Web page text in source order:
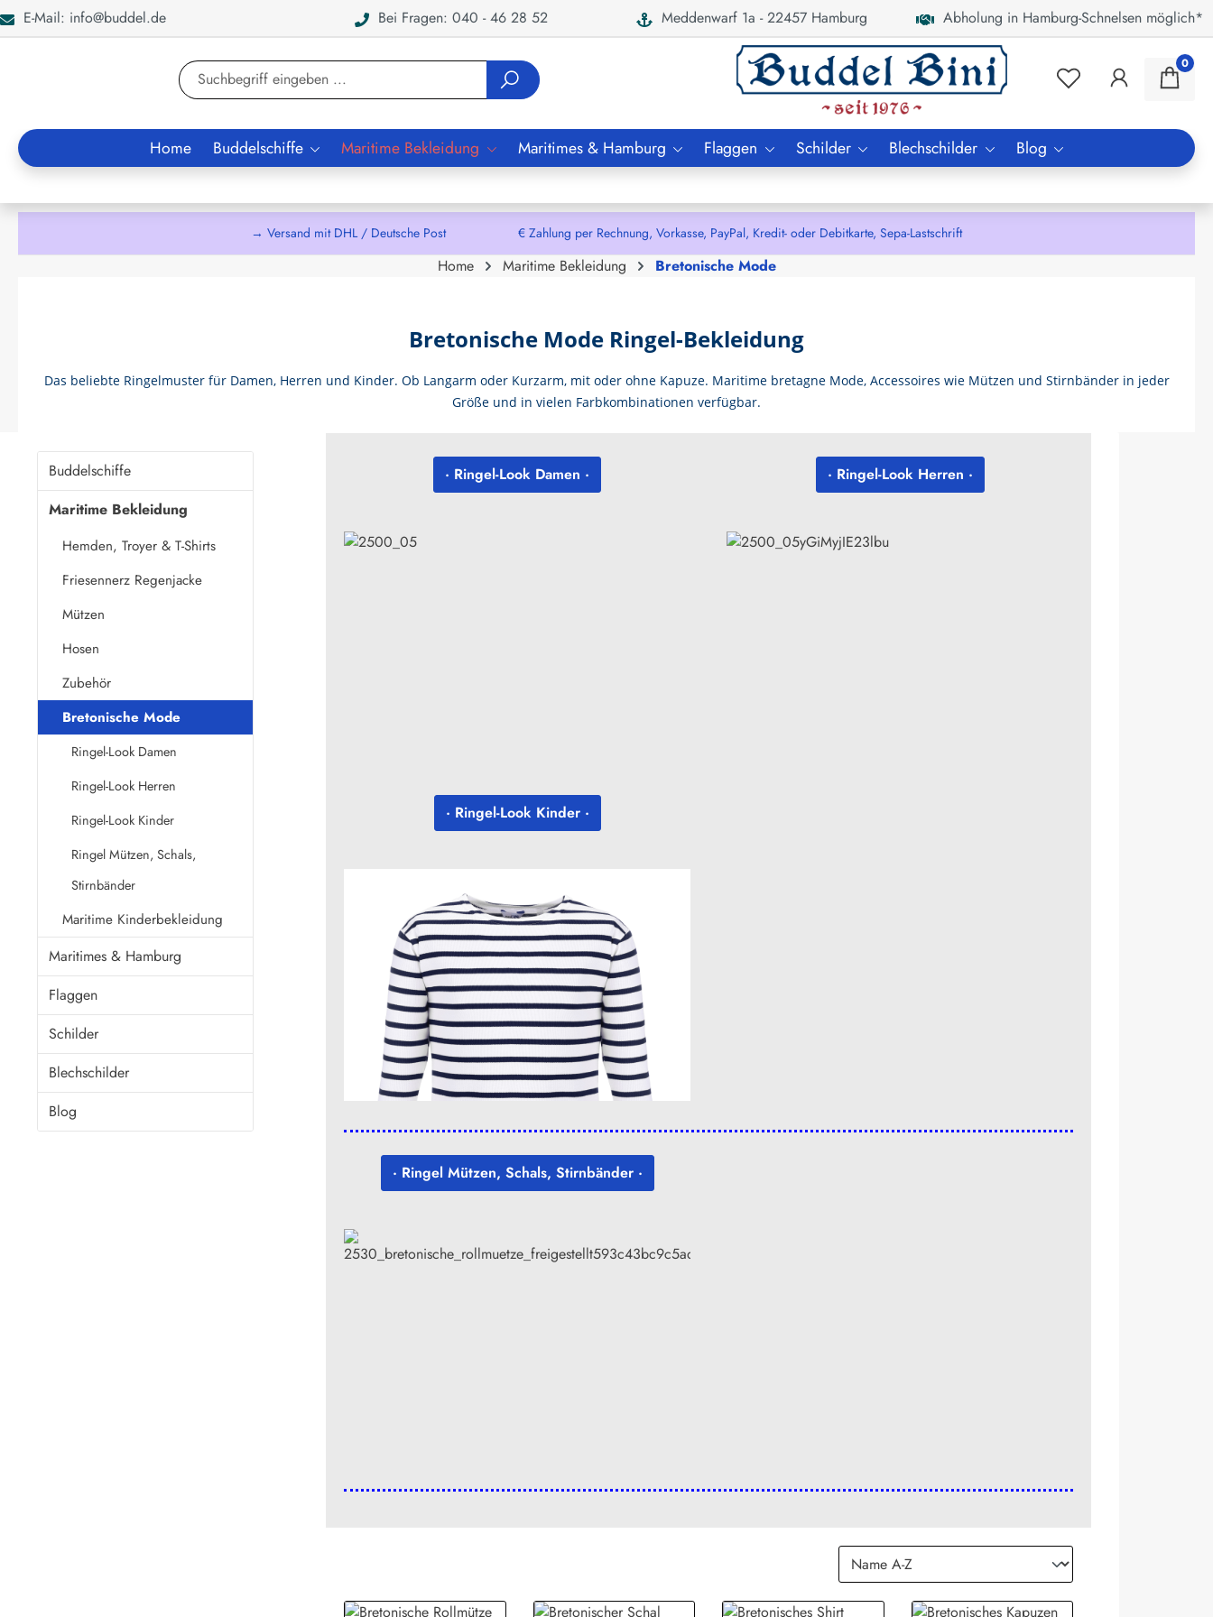
Zur Suche springen
E-Mail: info@buddel.de Bei Fragen: 040 - 46 28 52 Meddenwarf 1a - 22457 Hamburg Abholung in Hamburg-Schnelsen möglich*
0
Home Buddelschiffe Maritime Bekleidung Maritimes & Hamburg Flaggen Schilder Blechschilder Blog
→ Versand mit DHL / Deutsche Post € Zahlung per Rechnung, Vorkasse, PayPal, Kredit- oder Debitkarte, Sepa-Lastschrift
Home Maritime Bekleidung Bretonische Mode
Bretonische Mode Ringel-Bekleidung
Das beliebte Ringelmuster für Damen, Herren und Kinder. Ob Langarm oder Kurzarm, mit oder ohne Kapuze. Maritime bretagne Mode, Accessoires wie Mützen und Stirnbänder in jeder
Größe und in vielen Farbkombinationen verfügbar.
Buddelschiffe
Maritime Bekleidung
Hemden, Troyer & T-Shirts
Friesennerz Regenjacke
Mützen
Hosen
Zubehör
Bretonische Mode
Ringel-Look Damen
Ringel-Look Herren
Ringel-Look Kinder
Ringel Mützen, Schals,
Stirnbänder
Maritime Kinderbekleidung
Maritimes & Hamburg
Flaggen
Schilder
Blechschilder
Blog
· Ringel-Look Damen · · Ringel-Look Herren ·
· Ringel-Look Kinder ·
· Ringel Mützen, Schals, Stirnbänder ·